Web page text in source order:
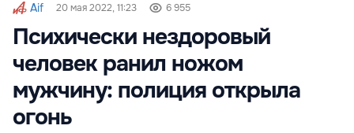
Aif 20 мая 2022, 11:23 6 955
Психически нездоровый
человек ранил ножом
мужчину: полиция открыла
огонь